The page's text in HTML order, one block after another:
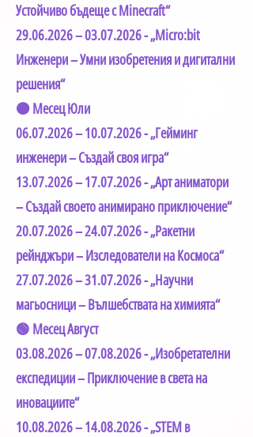
Устойчиво бъдеще с Minecraft“
29.06.2026–03.07.2026- „Micro:bit
Инженери – Умни изобретения и дигитални
решения“
🟠 Месец Юли
06.07.2026–10.07.2026- „Гейминг
инженери – Създай своя игра“
13.07.2026–17.07.2026- „Арт аниматори
– Създай своето анимирано приключение“
20.07.2026–24.07.2026- „Ракетни
рейнджъри – Изследователи на Космоса“
27.07.2026–31.07.2026- „Научни
магьосници – Вълшебствата на химията“
🟢 Месец Август
03.08.2026–07.08.2026- „Изобретателни
експедиции – Приключение в света на
иновациите“
10.08.2026–14.08.2026- „STEM в